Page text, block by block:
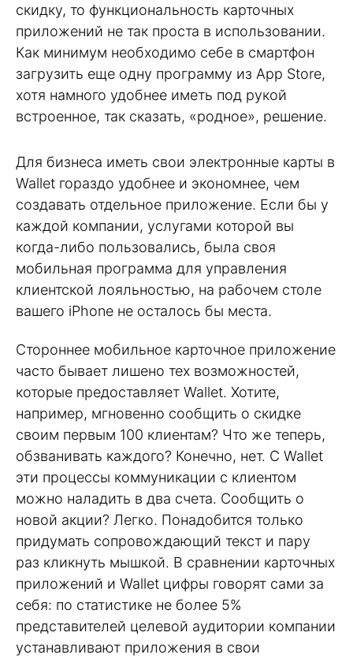
скидку, то функциональность карточных
приложений не так проста в использовании.
Как минимум необходимо себе в смартфон
загрузить еще одну программу из App Store,
хотя намного удобнее иметь под рукой
встроенное, так сказать, «родное», решение.
Для бизнеса иметь свои электронные карты в
Wallet гораздо удобнее и экономнее, чем
создавать отдельное приложение. Если бы у
каждой компании, услугами которой вы
когда-либо пользовались, была своя
мобильная программа для управления
клиентской лояльностью, на рабочем столе
вашего iPhone не осталось бы места.
Стороннее мобильное карточное приложение
часто бывает лишено тех возможностей,
которые предоставляет Wallet. Хотите,
например, мгновенно сообщить о скидке
своим первым 100 клиентам? Что же теперь,
обзванивать каждого? Конечно, нет. С Wallet
эти процессы коммуникации с клиентом
можно наладить в два счета. Сообщить о
новой акции? Легко. Понадобится только
придумать сопровождающий текст и пару
раз кликнуть мышкой. В сравнении карточных
приложений и Wallet цифры говорят сами за
себя: по статистике не более 5%
представителей целевой аудитории компании
устанавливают приложения в свои